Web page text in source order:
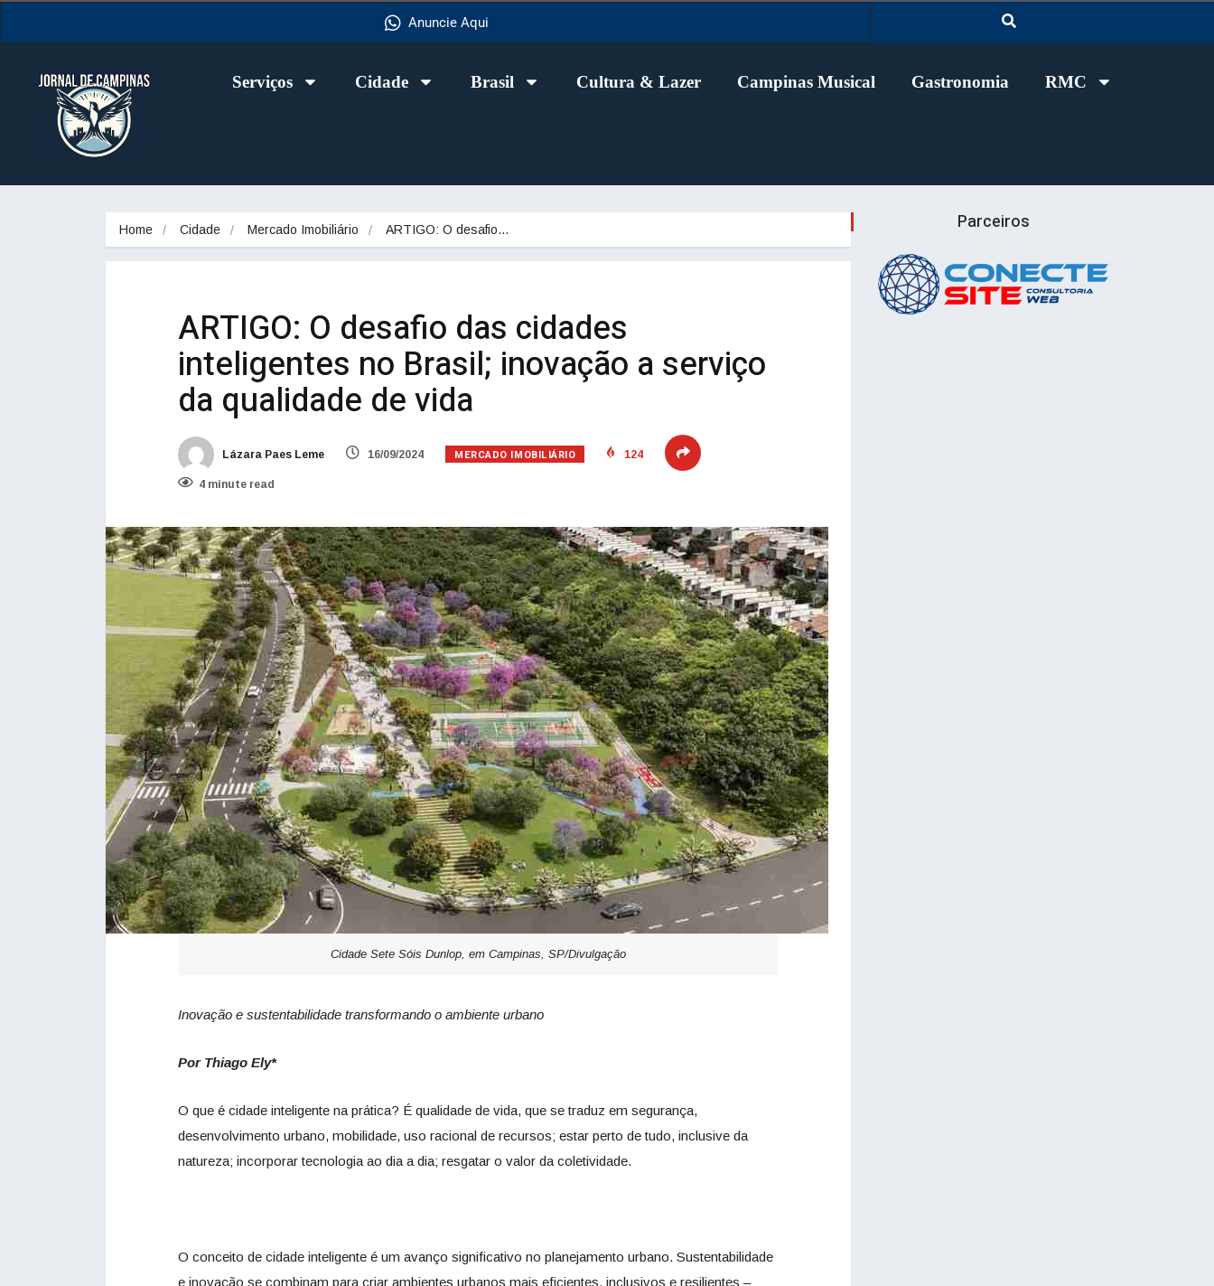
Anuncie Aqui
Serviços Cidade Brasil Cultura & Lazer Campinas Musical Gastronomia RMC
Home Cidade Mercado Imobiliário ARTIGO: O desafio…
ARTIGO: O desafio das cidades
inteligentes no Brasil; inovação a serviço
da qualidade de vida
Lázara Paes Leme 16/09/2024 MERCADO IMOBILIÁRIO 124
4 minute read
Cidade Sete Sóis Dunlop, em Campinas, SP/Divulgação
Inovação e sustentabilidade transformando o ambiente urbano
Por Thiago Ely*
O que é cidade inteligente na prática? É qualidade de vida, que se traduz em segurança,
desenvolvimento urbano, mobilidade, uso racional de recursos; estar perto de tudo, inclusive da
natureza; incorporar tecnologia ao dia a dia; resgatar o valor da coletividade.
O conceito de cidade inteligente é um avanço significativo no planejamento urbano. Sustentabilidade
e inovação se combinam para criar ambientes urbanos mais eficientes, inclusivos e resilientes –
Parceiros